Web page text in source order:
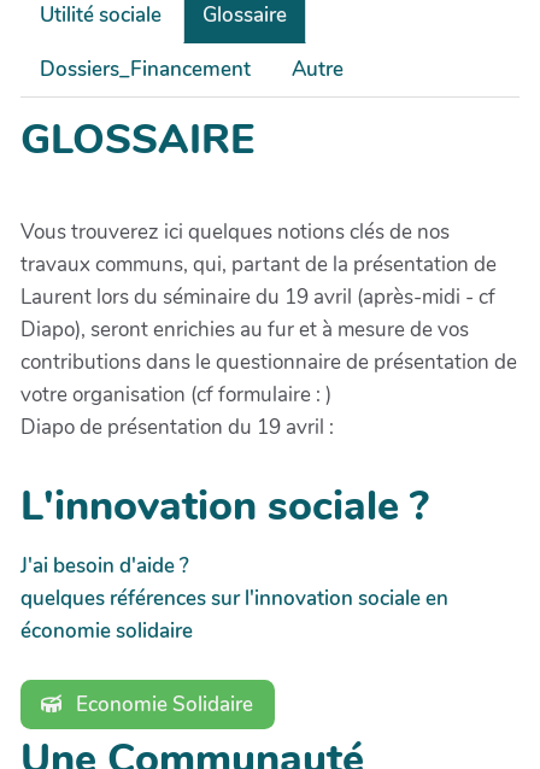
Utilité sociale
Glossaire
Dossiers_Financement
Autre
GLOSSAIRE
Vous trouverez ici quelques notions clés de nos
travaux communs, qui, partant de la présentation de
Laurent lors du séminaire du 19 avril (après-midi - cf
Diapo), seront enrichies au fur et à mesure de vos
contributions dans le questionnaire de présentation de
votre organisation (cf formulaire : )
Diapo de présentation du 19 avril :
L'innovation sociale ?
J'ai besoin d'aide ?
quelques références sur l'innovation sociale en
économie solidaire
Economie Solidaire